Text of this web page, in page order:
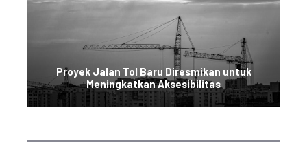
Proyek Jalan Tol Baru Diresmikan untuk
Meningkatkan Aksesibilitas